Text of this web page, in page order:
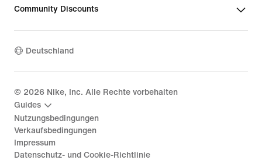
Community Discounts
Deutschland
© 2026 Nike, Inc. Alle Rechte vorbehalten
Guides
Nutzungsbedingungen
Verkaufsbedingungen
Impressum
Datenschutz- und Cookie-Richtlinie